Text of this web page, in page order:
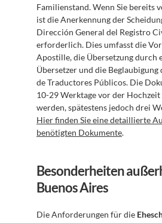
Familienstand. Wenn Sie bereits
ist die Anerkennung der
Dirección General del Registro
erforderlich. Dies umfasst die
Apostille, die Übersetzung durch
Übersetzer und die Beglaubigung
de Traductores Públicos. Die
10-29 Werktage vor der
Hier finden Sie eine detaillierte
benötigten Dokumente.
Besonderheiten
Buenos Aires
Die Anforderungen für die